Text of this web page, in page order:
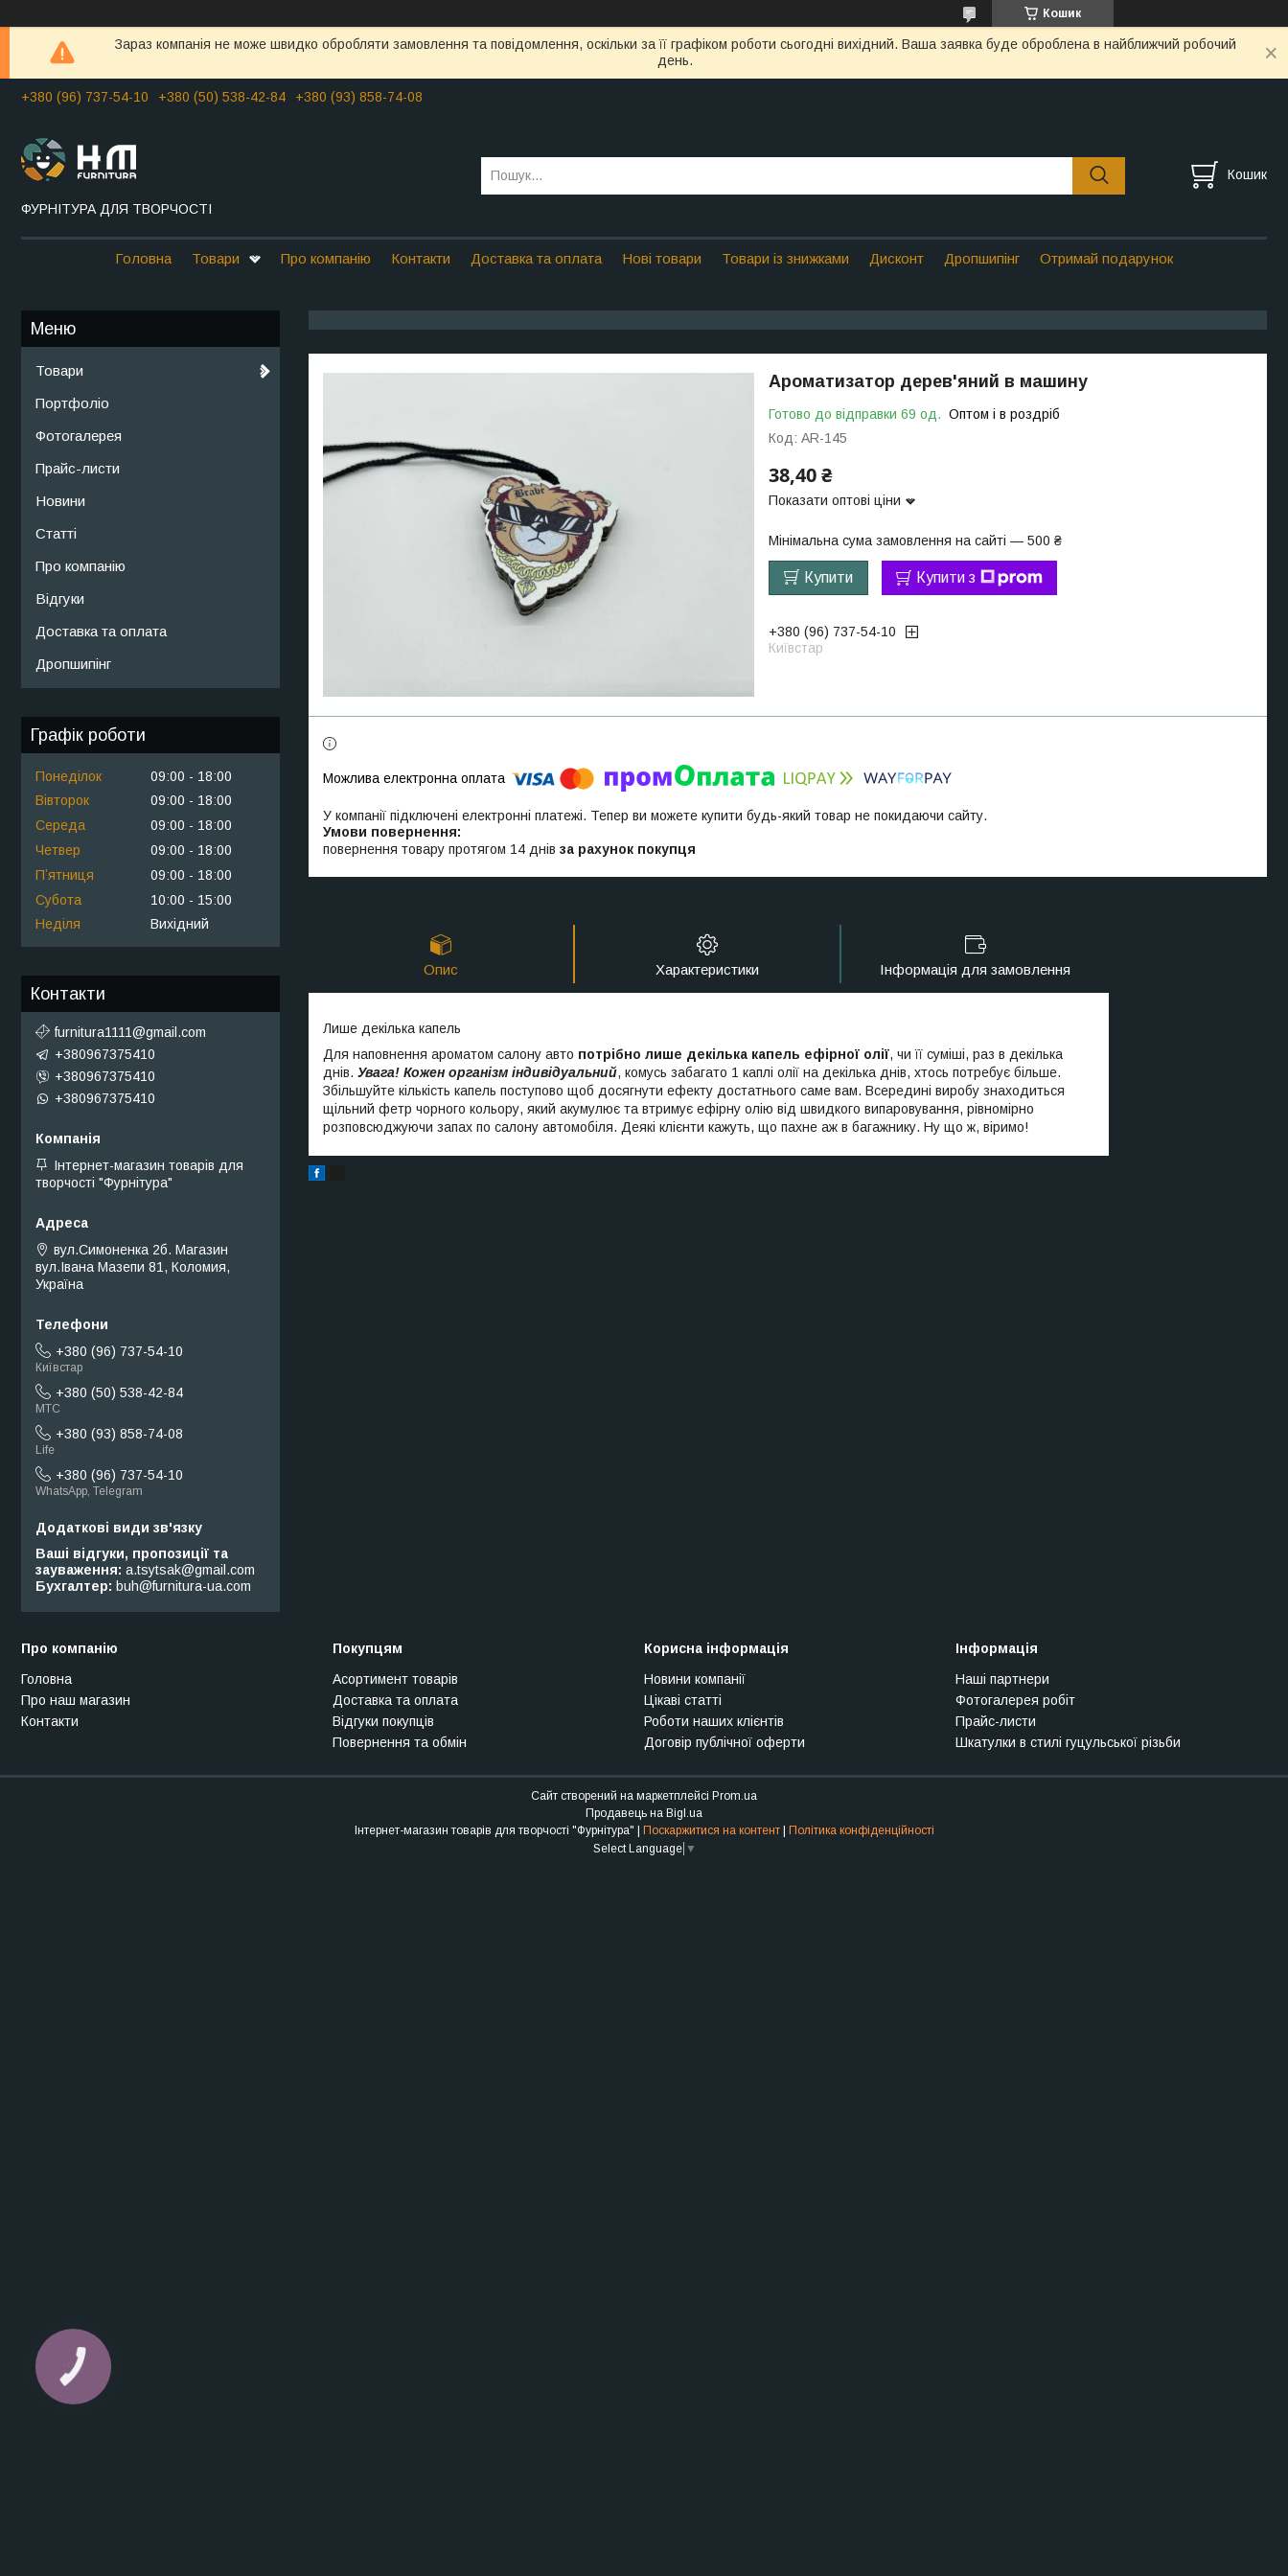
Кошик
Зараз компанія не може швидко обробляти замовлення та повідомлення, оскільки за її графіком роботи сьогодні вихідний. Ваша заявка буде оброблена в найближчий робочий
день.
+380 (96) 737-54-10 +380 (50) 538-42-84 +380 (93) 858-74-08
ФУРНІТУРА ДЛЯ ТВОРЧОСТІ
Кошик
Головна Товари Про компанію Контакти Доставка та оплата Нові товари Товари із знижками Дисконт Дропшипінг Отримай подарунок
Ароматизатор дерев'яний в машину
Готово до відправки 69 од. Оптом і в роздріб
Код: AR-145
38,40 ₴
Показати оптові ціни
Мінімальна сума замовлення на сайті — 500 ₴
Купити Купити з
+380 (96) 737-54-10
Київстар
У компанії підключені електронні платежі. Тепер ви можете купити будь-який товар не покидаючи сайту.
повернення товару протягом 14 днів за рахунок покупця
Опис Характеристики Інформація для замовлення
Лише декілька капель
Для наповнення ароматом салону авто потрібно лише декілька капель ефірної олії, чи її суміші, раз в декілька
днів. Увага! Кожен організм індивідуальний, комусь забагато 1 каплі олії на декілька днів, хтось потребує більше.
Збільшуйте кількість капель поступово щоб досягнути ефекту достатнього саме вам. Всередині виробу знаходиться
щільний фетр чорного кольору, який акумулює та втримує ефірну олію від швидкого випаровування, рівномірно
розповсюджуючи запах по салону автомобіля. Деякі клієнти кажуть, що пахне аж в багажнику. Ну що ж, віримо!
Товари
Портфоліо
Фотогалерея
Прайс-листи
Новини
Статті
Про компанію
Відгуки
Доставка та оплата
Дропшипінг
Графік роботи
Понеділок 09:00
18:00
Вівторок
09:00
18:00
Середа
09:00
18:00
Четвер
09:00
18:00
Пʼятниця
09:00
18:00
Субота
10:00
15:00
Неділя
Вихідний
Контакти
furnitura1111@gmail.com
+380967375410
+380967375410
+380967375410
Інтернет-магазин товарів для
творчості "Фурнітура"
вул.Симоненка 2б. Магазин
вул.Івана Мазепи 81, Коломия,
Україна
+380 (96) 737-54-10
Київстар
+380 (50) 538-42-84
МТС
+380 (93) 858-74-08
Life
+380 (96) 737-54-10
WhatsApp, Telegram
Ваші відгуки, пропозиції та
зауваження a.tsytsak@gmail.com
Бухгалтер
buh@furnitura-ua.com
Про компанію
Головна
Про наш магазин
Контакти
Покупцям
Асортимент товарів
Доставка та оплата
Відгуки покупців
Повернення та обмін
Корисна інформація
Новини компанії
Цікаві статті
Роботи наших клієнтів
Договір публічної оферти
Інформація
Наші партнери
Фотогалерея робіт
Прайс-листи
Шкатулки в стилі гуцульської різьби
Сайт створений на маркетплейсі Prom.ua
Продавець на Bigl.ua
Інтернет-магазин товарів для творчості "Фурнітура" | Поскаржитися на контент | Політика конфіденційності
Select Language ▼
КНОПКА
ЗВ'ЯЗКУ